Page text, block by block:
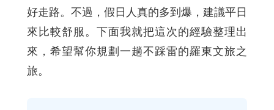
好走路。不過，假日人真的多到爆，建議平日
來比較舒服。下面我就把這次的經驗整理出
來，希望幫你規劃一趟不踩雷的羅東文旅之
旅。